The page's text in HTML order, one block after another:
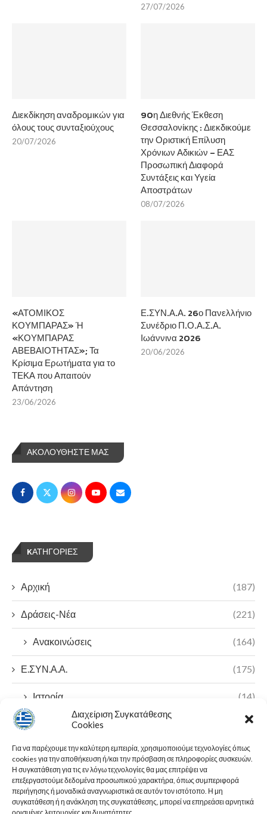
Διαχείριση Συγκατάθεσης
Cookies
Για να παρέχουμε την καλύτερη εμπειρία, χρησιμοποιούμε τεχνολογίες όπως
cookies για την αποθήκευση ή/και την πρόσβαση σε πληροφορίες συσκευών.
Η συγκατάθεση για τις εν λόγω τεχνολογίες θα μας επιτρέψει να
επεξεργαστούμε δεδομένα προσωπικού χαρακτήρα, όπως συμπεριφορά
περιήγησης ή μοναδικά αναγνωριστικά σε αυτόν τον ιστότοπο. Η μη
συγκατάθεση ή η ανάκληση της συγκατάθεσης, μπορεί να επηρεάσει αρνητικά
27/07/2026
Διεκδίκηση αναδρομικών για
όλους τους συνταξιούχους
20/07/2026
90η Διεθνής Έκθεση
Θεσσαλονίκης : Διεκδικούμε
την Οριστική Επίλυση
Χρόνιων Αδικιών – ΕΑΣ
Προσωπική Διαφορά
Συντάξεις και Υγεία
Αποστράτων
08/07/2026
«ΑΤΟΜΙΚΟΣ
ΚΟΥΜΠΑΡΑΣ» Ή
«ΚΟΥΜΠΑΡΑΣ
ΑΒΕΒΑΙΟΤΗΤΑΣ»; Τα
Κρίσιμα Ερωτήματα για το
ΤΕΚΑ που Απαιτούν
Απάντηση
23/06/2026
Ε.ΣΥΝ.Α.Α. 26ο Πανελλήνιο
Συνέδριο Π.Ο.Α.Σ.Α.
Ιωάννινα 2026
20/06/2026
ΑΚΟΛΟΥΘΗΣΤΕ ΜΑΣ
KΑΤΗΓΟΡΊΕΣ
Αρχική (187)
Δράσεις-Νέα (221)
Ανακοινώσεις (164)
Ε.ΣΥΝ.Α.Α. (175)
Ιστορία (14)
Π.Ο.Α.Σ.Α (7)
23ο Πανελλήνιο Συνέδριο (2)
Ε.Λ.Α. ΠΟΑΣΑ